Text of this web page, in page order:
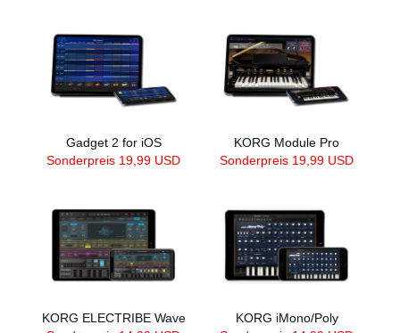
Gadget 2 for iOS
Sonderpreis 19,99 USD
KORG Module Pro
Sonderpreis 19,99 USD
KORG ELECTRIBE Wave
KORG iMono/Poly